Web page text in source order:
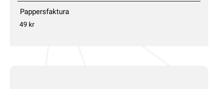
Pappersfaktura
49 kr